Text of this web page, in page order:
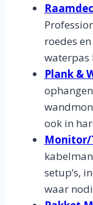
roedes
waterpas
Plank &
ook in
Monitor/
setup’s,
waar